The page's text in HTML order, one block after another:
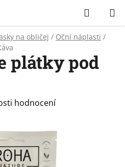
Hledat
na obličej / Oční náplasti /
plátky pod
hodnocení